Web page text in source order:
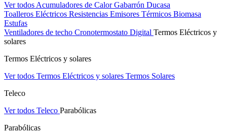
Ver todos Acumuladores de CalorGabarrón Ducasa
Toalleros Eléctricos Resistencias Emisores Térmicos Biomasa
Estufas
Ventiladores de techo Cronotermostato Digital Termos Eléctricos y
solares
Termos Eléctricos y solares
Ver todos Termos Eléctricos y solares Termos Solares
Teleco
Ver todos Teleco Parabólicas
Parabólicas